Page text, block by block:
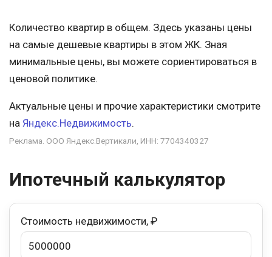
Количество квартир в общем. Здесь указаны цены
на самые дешевые квартиры в этом ЖК. Зная
минимальные цены, вы можете сориентироваться в
ценовой политике.
Актуальные цены и прочие характеристики смотрите
на Яндекс.Недвижимость.
Реклама. ООО Яндекс.Вертикали, ИНН: 7704340327
Ипотечный калькулятор
Стоимость недвижимости, ₽